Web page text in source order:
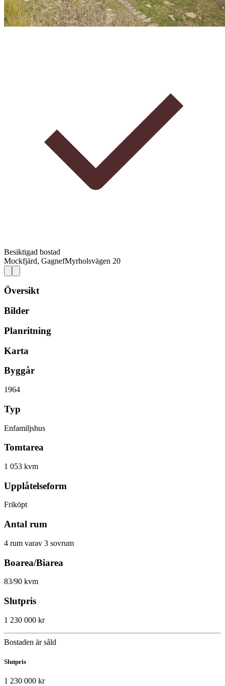
Besiktigad bostad
Mockfjärd, GagnefMyrholsvägen 20
Översikt
Bilder
Planritning
Karta
Byggår
1964
Typ
Enfamiljshus
Tomtarea
1 053 kvm
Upplåtelseform
Friköpt
Antal rum
4 rum varav 3 sovrum
Boarea/Biarea
83/90 kvm
Slutpris
1 230 000 kr
Bostaden är såld
Slutpris
1 230 000 kr